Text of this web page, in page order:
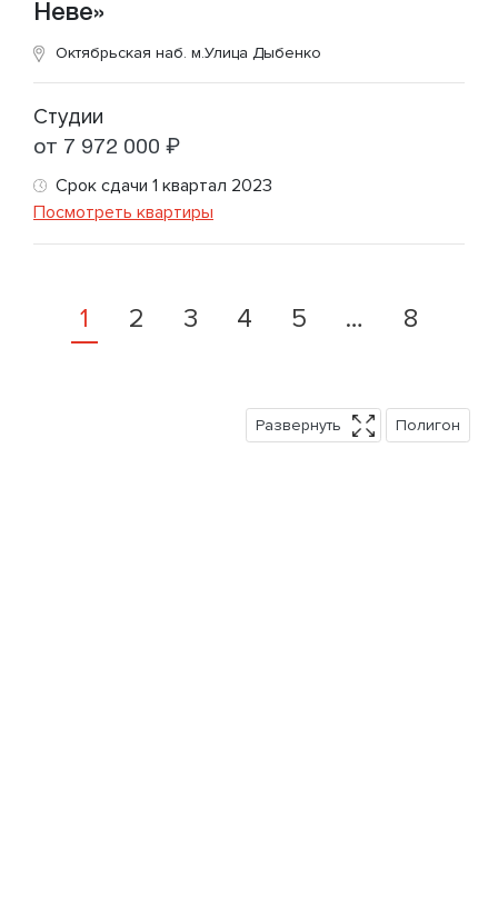
Неве»
Октябрьская наб. м.Улица Дыбенко
Студии
от 7 972 000 ₽
Срок сдачи 1 квартал 2023
Посмотреть квартиры
1 2 3 4 5 … 8
Развернуть Полигон